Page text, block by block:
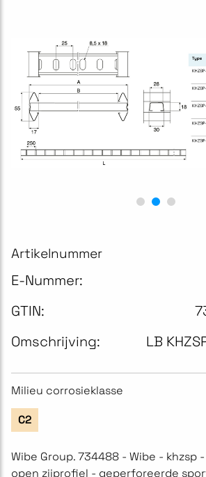
Artikelnummer
E-Nummer:
GTIN:
Omschrijving:
LB
Milieu corrosieklasse
C2
Wibe Group. 734488 - Wibe - khzsp
open zijprofiel - geperforeerde